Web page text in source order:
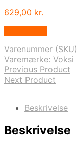
629,00 kr.
Varenummer
Varemærke: Voksi
Previous Product
Next Product
Beskrivelse
Beskrivelse